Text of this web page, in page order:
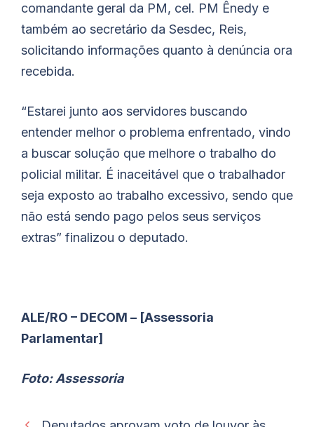
comandante geral da PM, cel. PM Ênedy e
também ao secretário da Sesdec, Reis,
solicitando informações quanto à denúncia ora
recebida.
“Estarei junto aos servidores buscando
entender melhor o problema enfrentado, vindo
a buscar solução que melhore o trabalho do
policial militar. É inaceitável que o trabalhador
seja exposto ao trabalho excessivo, sendo que
não está sendo pago pelos seus serviços
extras” finalizou o deputado.
ALE/RO – DECOM – [Assessoria
Parlamentar]
Foto: Assessoria